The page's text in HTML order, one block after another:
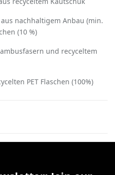
nachhaltigem Anbau (min.
(10 %)
und recyceltem
PET­ Flaschen (100%)